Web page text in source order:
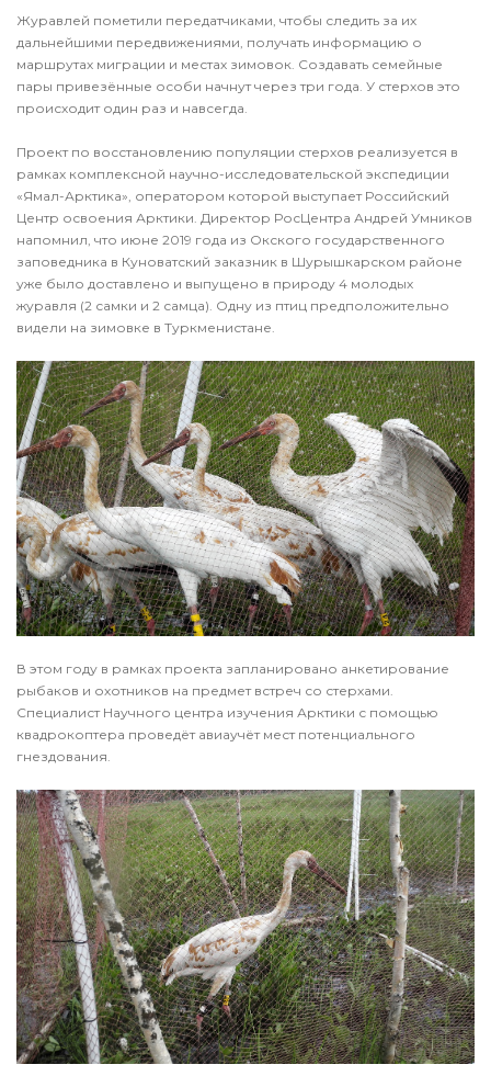
Журавлей пометили передатчиками, чтобы следить за их
дальнейшими передвижениями, получать информацию о
маршрутах миграции и местах зимовок. Создавать семейные
пары привезённые особи начнут через три года. У стерхов это
происходит один раз и навсегда.
Проект по восстановлению популяции стерхов реализуется в
рамках комплексной научно-исследовательской экспедиции
«Ямал-Арктика», оператором которой выступает Российский
Центр освоения Арктики. Директор РосЦентра Андрей Умников
напомнил, что июне 2019 года из Окского государственного
заповедника в Куноватский заказник в Шурышкарском районе
уже было доставлено и выпущено в природу 4 молодых
журавля (2 самки и 2 самца). Одну из птиц предположительно
видели на зимовке в Туркменистане.
В этом году в рамках проекта запланировано анкетирование
рыбаков и охотников на предмет встреч со стерхами.
Специалист Научного центра изучения Арктики с помощью
квадрокоптера проведёт авиаучёт мест потенциального
гнездования.